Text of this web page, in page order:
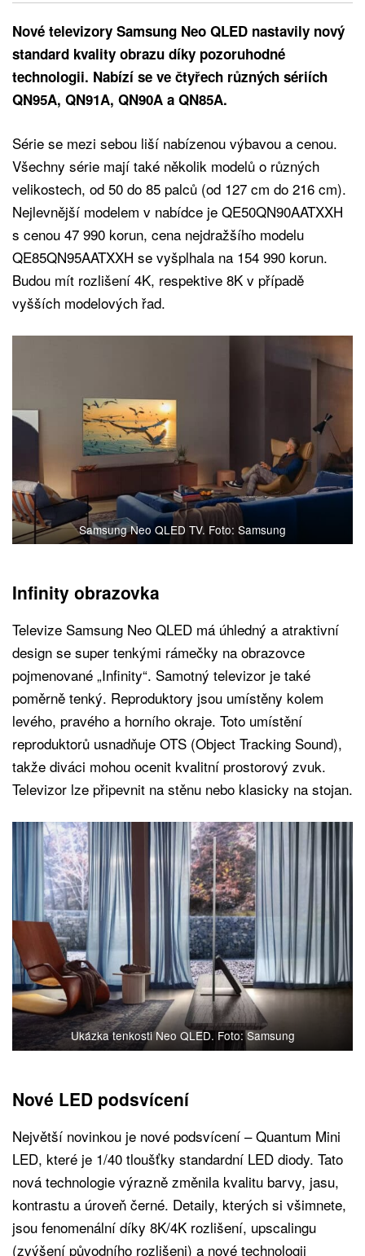
Nové televizory Samsung Neo QLED nastavily nový
standard kvality obrazu díky pozoruhodné
technologii. Nabízí se ve čtyřech různých sériích
QN95A, QN91A, QN90A a QN85A.
Série se mezi sebou liší nabízenou výbavou a cenou.
Všechny série mají také několik modelů o různých
velikostech, od 50 do 85 palců (od 127 cm do 216 cm).
Nejlevnější modelem v nabídce je QE50QN90AATXXH
s cenou 47 990 korun, cena nejdražšího modelu
QE85QN95AATXXH se vyšplhala na 154 990 korun.
Budou mít rozlišení 4K, respektive 8K v případě
vyšších modelových řad.
Samsung Neo QLED TV. Foto: Samsung
Infinity obrazovka
Televize Samsung Neo QLED má úhledný a atraktivní
design se super tenkými rámečky na obrazovce
pojmenované „Infinity“. Samotný televizor je také
poměrně tenký. Reproduktory jsou umístěny kolem
levého, pravého a horního okraje. Toto umístění
reproduktorů usnadňuje OTS (Object Tracking Sound),
takže diváci mohou ocenit kvalitní prostorový zvuk.
Televizor lze připevnit na stěnu nebo klasicky na stojan.
Ukázka tenkosti Neo QLED. Foto: Samsung
Nové LED podsvícení
Největší novinkou je nové podsvícení – Quantum Mini
LED, které je 1/40 tloušťky standardní LED diody. Tato
nová technologie výrazně změnila kvalitu barvy, jasu,
kontrastu a úroveň černé. Detaily, kterých si všimnete,
jsou fenomenální díky 8K/4K rozlišení, upscalingu
(zvýšení původního rozlišeni) a nové technologii